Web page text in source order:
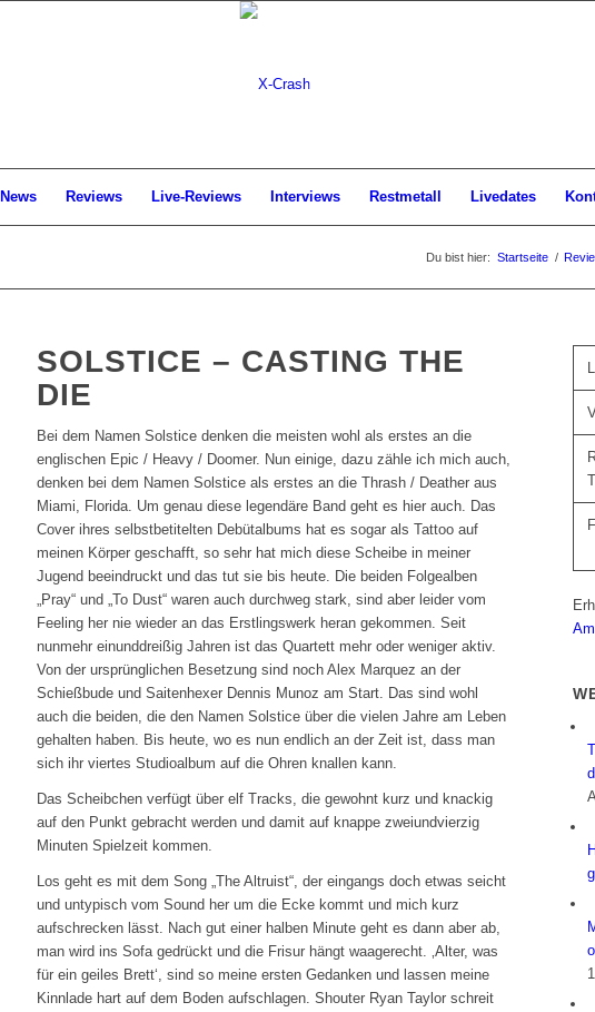
News Reviews Live-Reviews Interviews Restmetall Livedates
Du bist hier: Startseite /
SOLSTICE – CASTING THE
DIE
Bei dem Namen Solstice denken die meisten wohl als erstes an die
englischen Epic / Heavy / Doomer. Nun einige, dazu zähle ich mich auch,
denken bei dem Namen Solstice als erstes an die Thrash / Deather aus
Miami, Florida. Um genau diese legendäre Band geht es hier auch. Das
Cover ihres selbstbetitelten Debütalbums hat es sogar als Tattoo auf
meinen Körper geschafft, so sehr hat mich diese Scheibe in meiner
Jugend beeindruckt und das tut sie bis heute. Die beiden Folgealben
„Pray“ und „To Dust“ waren auch durchweg stark, sind aber leider vom
Feeling her nie wieder an das Erstlingswerk heran gekommen. Seit
nunmehr einunddreißig Jahren ist das Quartett mehr oder weniger aktiv.
Von der ursprünglichen Besetzung sind noch Alex Marquez an der
Schießbude und Saitenhexer Dennis Munoz am Start. Das sind wohl
auch die beiden, die den Namen Solstice über die vielen Jahre am Leben
gehalten haben. Bis heute, wo es nun endlich an der Zeit ist, dass man
sich ihr viertes Studioalbum auf die Ohren knallen kann.
Das Scheibchen verfügt über elf Tracks, die gewohnt kurz und knackig
auf den Punkt gebracht werden und damit auf knappe zweiundvierzig
Minuten Spielzeit kommen.
Los geht es mit dem Song „The Altruist“, der eingangs doch etwas seicht
und untypisch vom Sound her um die Ecke kommt und mich kurz
aufschrecken lässt. Nach gut einer halben Minute geht es dann aber ab,
man wird ins Sofa gedrückt und die Frisur hängt waagerecht. ‚Alter, was
für ein geiles Brett‘, sind so meine ersten Gedanken und lassen meine
Kinnlade hart auf dem Boden aufschlagen. Shouter Ryan Taylor schreit